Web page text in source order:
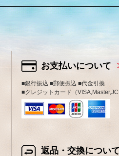
お支払いについて
■銀行振込 ■郵便振込 ■代金引換
■クレジットカード（
返品・交換について